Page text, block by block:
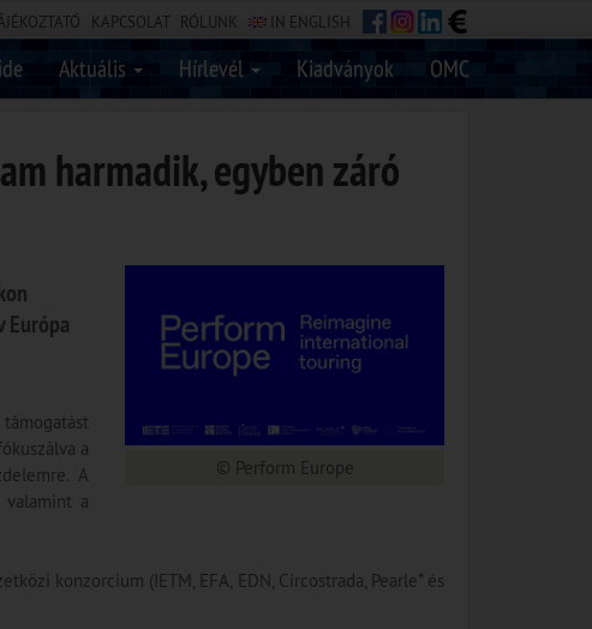
KAPCSOLAT RÓLUNK IN ENGLISH
Aktuális Hírlevél Kiadványok OMC
harmadik, egyben záró
© Perform Europe
a
A
valamint a
konzorcium (IETM, EFA, EDN, Circostrada, Pearle* és